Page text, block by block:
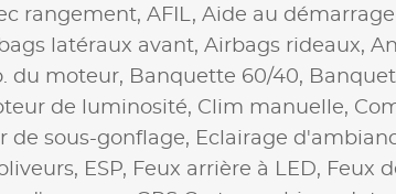
rangement, AFIL, Aide au
latéraux avant, Airbags rideaux,
du moteur, Banquette 60/40,
de luminosité, Clim manuelle,
de sous-gonflage, Eclairage
ESP, Feux arrière à LED, Feux